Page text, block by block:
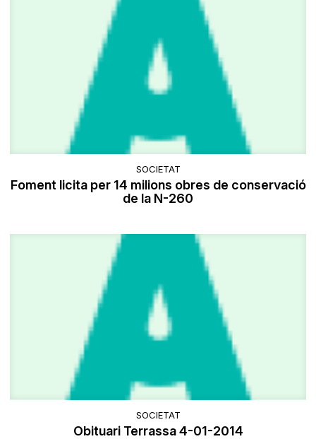
SOCIETAT
Foment licita per 14 milions obres de conservació
de la N-260
SOCIETAT
Obituari Terrassa 4-01-2014